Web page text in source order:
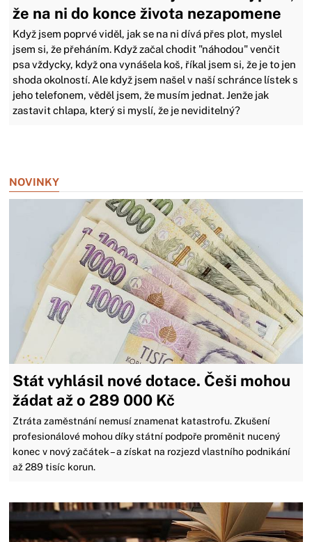
že na ni do konce života nezapomene
Když jsem poprvé viděl, jak se na ni dívá přes plot, myslel
jsem si, že přeháním. Když začal chodit "náhodou" venčit
psa vždycky, když ona vynášela koš, říkal jsem si, že je to jen
shoda okolností. Ale když jsem našel v naší schránce lístek s
jeho telefonem, věděl jsem, že musím jednat. Jenže jak
zastavit chlapa, který si myslí, že je neviditelný?
NOVINKY
Stát vyhlásil nové dotace. Češi mohou
žádat až o 289 000 Kč
Ztráta zaměstnání nemusí znamenat katastrofu. Zkušení
profesionálové mohou díky státní podpoře proměnit nucený
konec v nový začátek – a získat na rozjezd vlastního podnikání
až 289 tisíc korun.